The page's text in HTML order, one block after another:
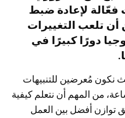
فعّالة لإعادة ضبط
أن تلعب التغييرات
دورًا كبيرًا في
نكون مُعرضين للتنبيهات
من المهم أن نتعلم كيفية
توازن أفضل بين العمل